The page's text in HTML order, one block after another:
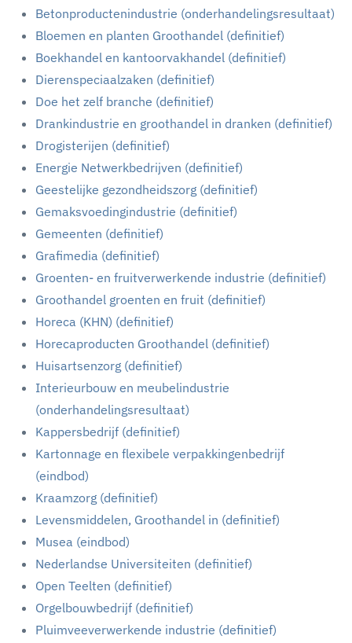
Betonproductenindustrie (onderhandelingsresultaat)
Bloemen en planten Groothandel (definitief)
Boekhandel en kantoorvakhandel (definitief)
Dierenspeciaalzaken (definitief)
Doe het zelf branche (definitief)
Drankindustrie en groothandel in dranken (definitief)
Drogisterijen (definitief)
Energie Netwerkbedrijven (definitief)
Geestelijke gezondheidszorg (definitief)
Gemaksvoedingindustrie (definitief)
Gemeenten (definitief)
Grafimedia (definitief)
Groenten- en fruitverwerkende industrie (definitief)
Groothandel groenten en fruit (definitief)
Horeca (KHN) (definitief)
Horecaproducten Groothandel (definitief)
Huisartsenzorg (definitief)
Interieurbouw en meubelindustrie
(onderhandelingsresultaat)
Kappersbedrijf (definitief)
Kartonnage en flexibele verpakkingenbedrijf
(eindbod)
Kraamzorg (definitief)
Levensmiddelen, Groothandel in (definitief)
Musea (eindbod)
Nederlandse Universiteiten (definitief)
Open Teelten (definitief)
Orgelbouwbedrijf (definitief)
Pluimveeverwerkende industrie (definitief)